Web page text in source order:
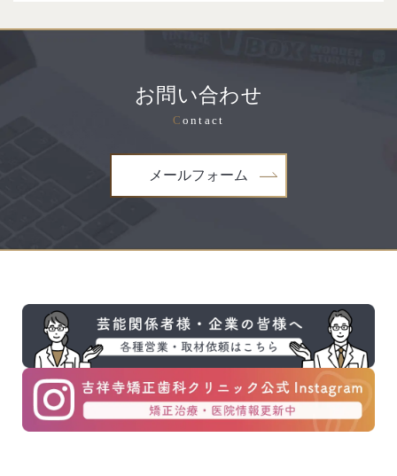
お問い合わせ
C ontact
メールフォーム